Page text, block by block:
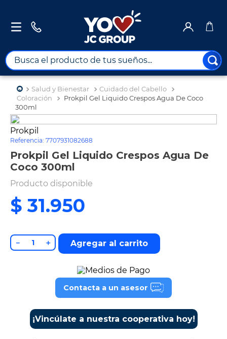
Busca el producto de tus sueños...
Salud y Bienestar
Cuidado del Cabello
Coloración
Prokpil Gel Liquido Crespos Agua De Coco
300ml
Prokpil
Referencia: 7707931082688
Prokpil Gel Liquido Crespos Agua De
Coco 300ml
Producto disponible
$ 31.950
＋
－ Agregar al carrito
Contacta a un asesor
¡Vincúlate a nuestra cooperativa hoy!
TÉRMINOS MÁS BUSCADOS
1.
combos
2.
maximuebles
4
celulares
5.
6.
turismo
7.
tv
10. alexa echo dot 5